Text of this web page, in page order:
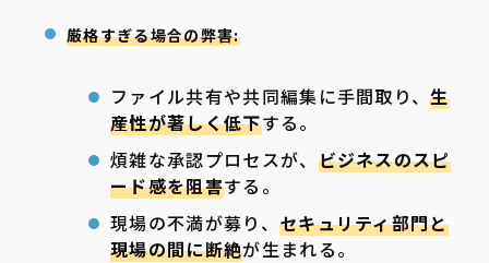
厳格すぎる場合の弊害:
ファイル共有や共同編集に手間取り、生
産性が著しく低下する。
煩雑な承認プロセスが、 ビジネスのスピ
ード感を阻害する。
現場の不満が募り、 セキュリティ部門と
現場の間に断絶が生まれる。